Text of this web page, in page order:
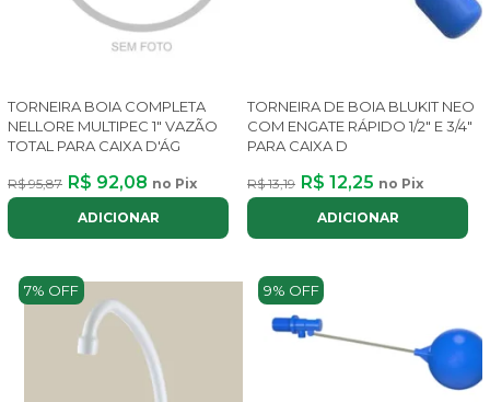
TORNEIRA BOIA COMPLETA
NELLORE MULTIPEC 1" VAZÃO
TOTAL PARA CAIXA D'ÁG
R$ 95,87 R$ 92,08 no Pix
ADICIONAR
TORNEIRA DE BOIA BLUKIT NEO
COM ENGATE RÁPIDO 1/2" E 3/4"
PARA CAIXA D
R$ 13,19 R$ 12,25 no Pix
ADICIONAR
7% OFF 9% OFF